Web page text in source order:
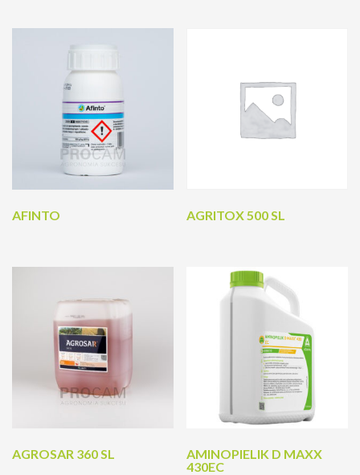
AFINTO AGRITOX 500 SL
AGROSAR 360 SL
AMINOPIELIK D MAXX
430EC